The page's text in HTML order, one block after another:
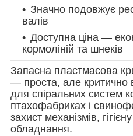
Значно подовжує
валів
Доступна ціна —
кормоліній та шнеків
Запасна пластмасова
— проста, але критично
для спіральних систем
птахофабриках і
захист механізмів,
обладнання.